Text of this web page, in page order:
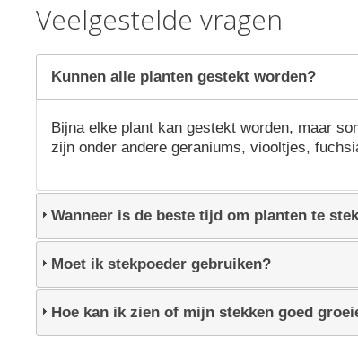
Veelgestelde vragen
Kunnen alle planten gestekt worden?
Bijna elke plant kan gestekt worden, maar
zijn onder andere geraniums, viooltjes,
Wanneer is de beste tijd om planten te
Moet ik stekpoeder gebruiken?
Hoe kan ik zien of mijn stekken goed